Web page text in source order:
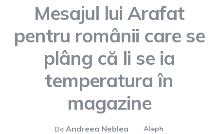
Mesajul lui Arafat
pentru românii care se
plâng că li se ia
temperatura în
magazine
De Andreea Neblea Aleph